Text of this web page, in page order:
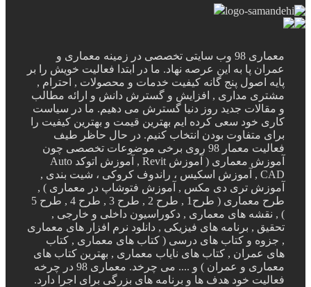
معماری 98 وب سایتی تخصصی در زمینه معماری و
عمران پا به این عرصه نهاد. ما در ابتدا فعالیت خویش را بر
پایه اصول پنج گانه کیفیت خدمات و محصولات , احترام ,
مشتری مداری , افزایش و گسترش دانش و ارائه مطالب
و مقالات جدید روز دنیا گسترش می دهیم. ما در سیاست
کاری خود سعی کرده ایم بهترین قیمت و بهترین کیفیت را
برای متفاوت بودن انتخاب کنیم. در حال حاظر طیف
فعالیت معمار 98 روی برخی موضوعات تخصصی چون
آموزش معماری ( آموزش Revit , آموزش اتوکد Auto
CAD , آموزش اسکیس ، راندوف کروکی ، شیت بندی ,
آموزش تری دی مکس , آموزش فتوشاپ در معماری ) ,
طرح معماری ( طرح1 , طرح 2 , طرح 3 , طرح 4 , طرح 5
) , نقشه های معماری , دکوراسیون داخلی و خارجی ,
تحقیق , برنامه های فیزیکی , دانلود نرم افزار های معماری
, جزوه و کتاب های درسی ( کتاب های معماری , کتاب
های عمران , کتاب های نایاب معماری , بهترین کتاب های
معماری و عمران ) و .... می چرخد. معماری 98 در چرخه
فعالیت خود هدف ها و برنامه های بزرگی برای اجرا دارد.